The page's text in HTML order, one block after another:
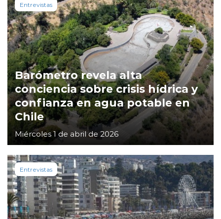
Entrevistas
Barómetro revela alta
conciencia sobre crisis hídrica y
confianza en agua potable en
Chile
Miércoles 1 de abril de 2026
Entrevistas